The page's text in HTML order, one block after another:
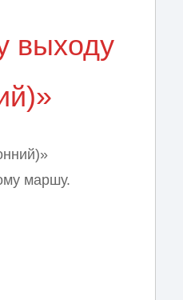
выходу
маршу.